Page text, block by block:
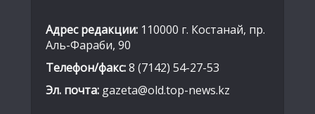
Адрес редакции: 110000 г. Костанай, пр.
Аль-Фараби, 90
Телефон/факс:8 (7142) 54-27-53
Эл. почта: gazeta@old.top-news.kz